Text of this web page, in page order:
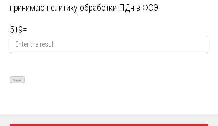
принимаю политику обработки ПДн в ФСЭ
5+9=